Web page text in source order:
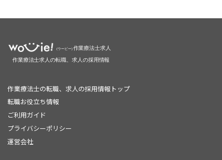
作業療法士の転職、求人の採用情報トップ
転職お役立ち情報
ご利用ガイド
プライバシーポリシー
運営会社